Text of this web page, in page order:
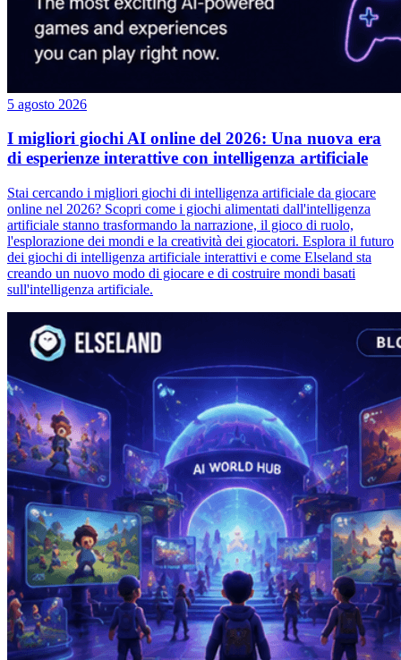
5 agosto 2026
I migliori giochi AI online del 2026: Una nuova era
di esperienze interattive con intelligenza artificiale
Stai cercando i migliori giochi di intelligenza artificiale da giocare
online nel 2026? Scopri come i giochi alimentati dall'intelligenza
artificiale stanno trasformando la narrazione, il gioco di ruolo,
l'esplorazione dei mondi e la creatività dei giocatori. Esplora il futuro
dei giochi di intelligenza artificiale interattivi e come Elseland sta
creando un nuovo modo di giocare e di costruire mondi basati
sull'intelligenza artificiale.